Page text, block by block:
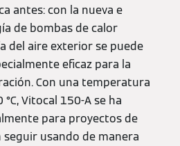
antes: con la nueva e
de bombas de calor
del aire exterior se puede
eficaz para la
Con una temperatura
Vitocal 150-A se ha
para proyectos de
seguir usando de manera